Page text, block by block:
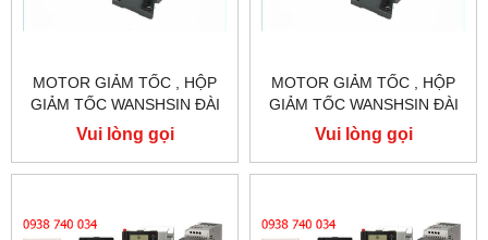
MOTOR GIẢM TỐC , HỘP
GIẢM TỐC WANSHSIN ĐÀI
LOAN 1.5KW 1500W 2HP AC
BA PHA 220 V / 380V
Vui lòng gọi
MOTOR GIẢM TỐC , HỘP
GIẢM TỐC WANSHSIN ĐÀI
LOAN 1.5KW 1500W 2HP AC
BA PHA 220 V / 380V
Vui lòng gọi